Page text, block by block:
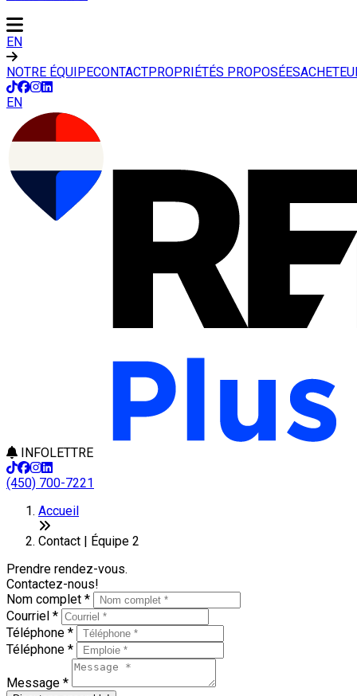
EN
NOTRE ÉQUIPECONTACTPROPRIÉTÉS PROPOSÉES
EN
INFOLETTRE
(450) 700-7221
Accueil
Contact | Équipe 2
Prendre rendez-vous.
Contactez-nous!
Nom complet *
Courriel *
Téléphone *
Téléphone *
Message *